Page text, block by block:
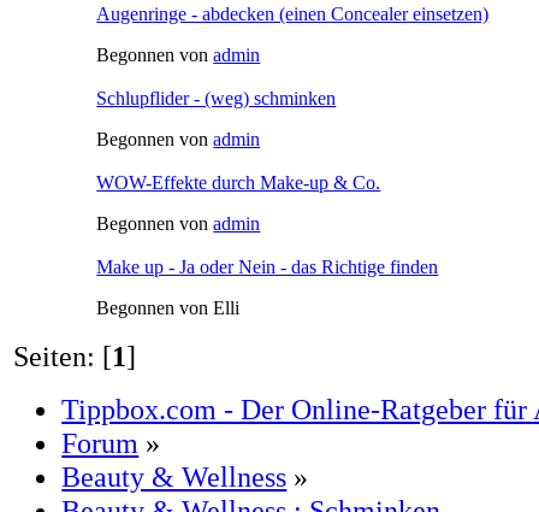
Augenringe - abdecken (einen Concealer einsetzen)
Begonnen vonadmin
Schlupflider - (weg) schminken
Begonnen vonadmin
WOW-Effekte durch Make-up & Co.
Begonnen vonadmin
Make up - Ja oder Nein - das Richtige finden
Begonnen von Elli
Seiten: [1]
Tippbox.com - Der Online-Ratgeber für
Forum »
Beauty & Wellness »